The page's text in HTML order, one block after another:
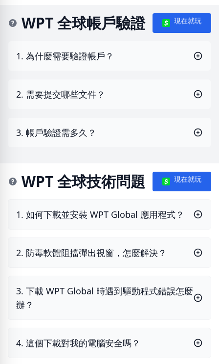
WPT 全球帳戶驗證 現在就玩
1. 為什麼需要驗證帳戶？
2. 需要提交哪些文件？
3. 帳戶驗證需多久？
WPT 全球技術問題 現在就玩
1. 如何下載並安裝 WPT Global 應用程式？
2. 防毒軟體阻擋彈出視窗，怎麼解決？
3. 下載 WPT Global 時遇到驅動程式錯誤怎麼
辦？
4. 這個下載對我的電腦安全嗎？